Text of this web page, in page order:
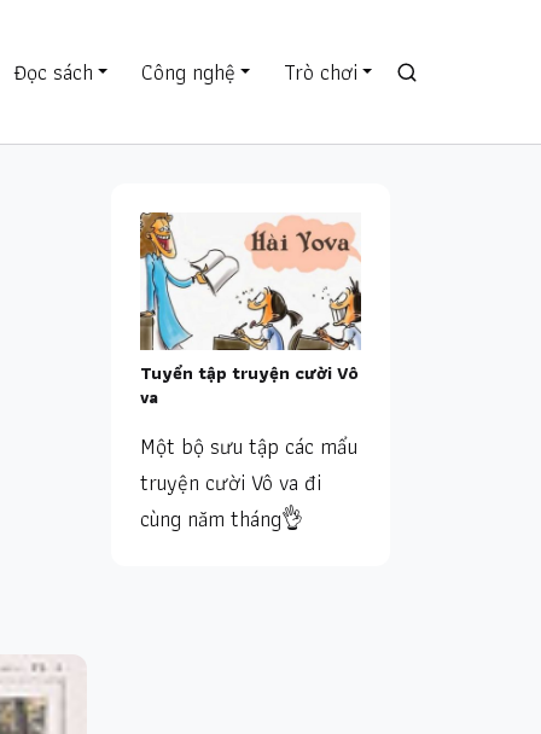
Đọc sách Công nghệ Trò chơi
Tuyển tập truyện cười Vô
va
Một bộ sưu tập các mẩu
truyện cười Vô va đi
cùng năm tháng👌